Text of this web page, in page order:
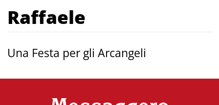
Raffaele
Una Festa per gli Arcangeli